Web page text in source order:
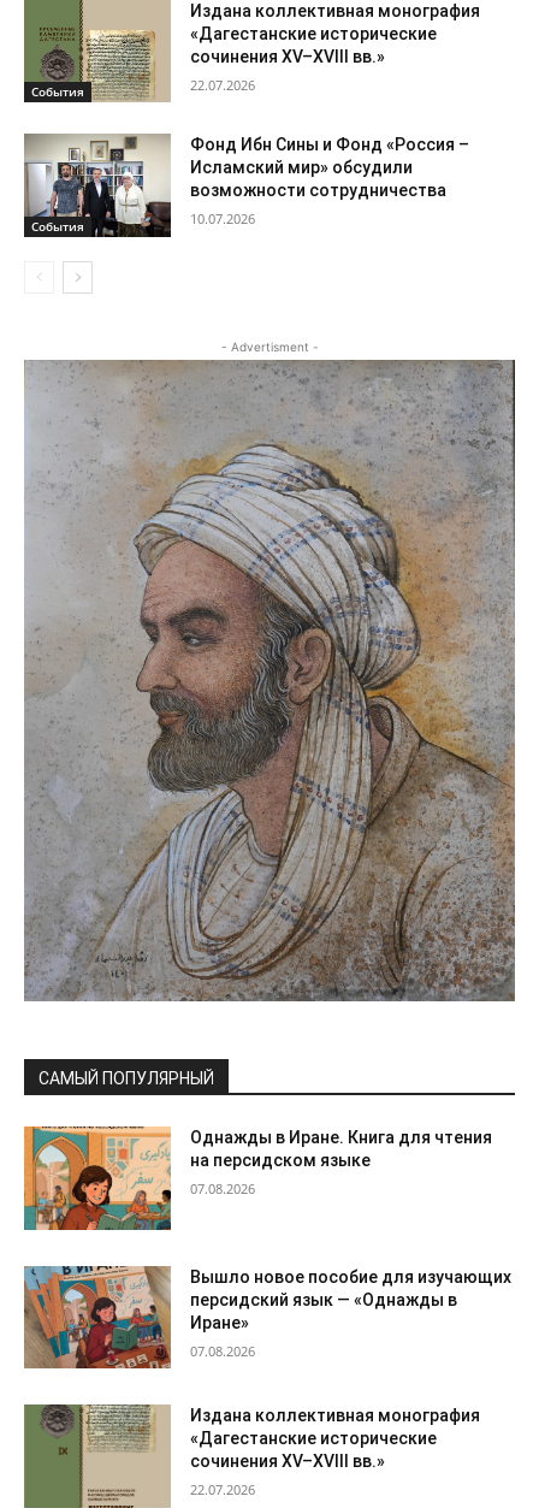
События
Издана коллективная монография
«Дагестанские исторические
сочинения XV–XVIII вв.»
22.07.2026
События
Фонд Ибн Сины и Фонд «Россия –
Исламский мир» обсудили
возможности сотрудничества
10.07.2026
- Advertisment -
САМЫЙ ПОПУЛЯРНЫЙ
Однажды в Иране. Книга для чтения
на персидском языке
07.08.2026
Вышло новое пособие для изучающих
персидский язык — «Однажды в
Иране»
07.08.2026
Издана коллективная монография
«Дагестанские исторические
сочинения XV–XVIII вв.»
22.07.2026